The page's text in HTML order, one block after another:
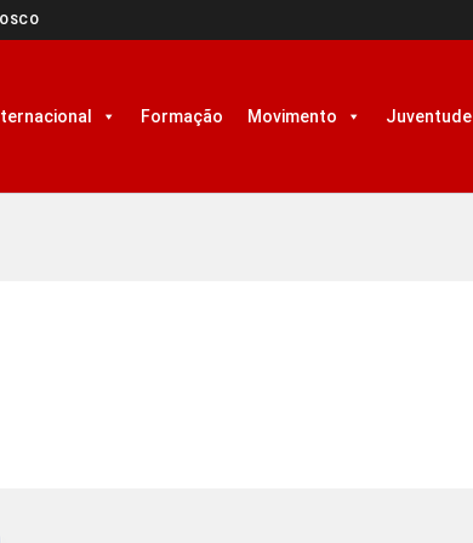
Formação Movimento Juventude